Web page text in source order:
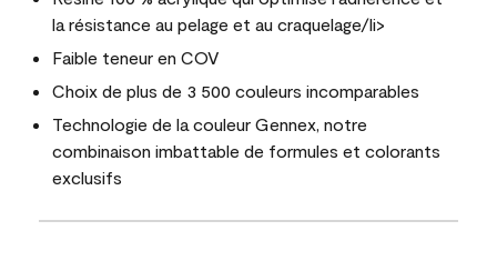
la résistance au pelage et au craquelage/li>
Faible teneur en COV
Choix de plus de 3 500 couleurs incomparables
Technologie de la couleur Gennex, notre
combinaison imbattable de formules et colorants
exclusifs